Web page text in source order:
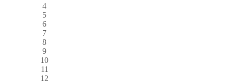
4
5
6
7
8
9
10
11
12